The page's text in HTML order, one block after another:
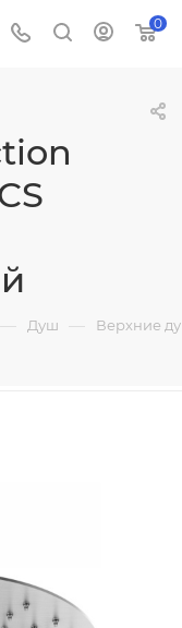
0
— Душ — Верхние